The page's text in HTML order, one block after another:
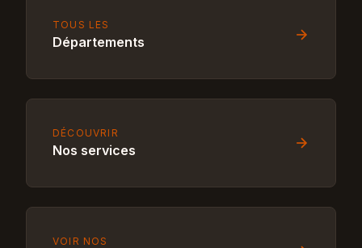
TOUS LES
Départements
DÉCOUVRIR
Nos services
VOIR NOS